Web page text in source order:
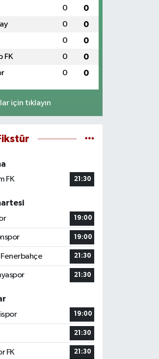
0 0
0 0
0 0
FK 0 0
0 0
için tıklayın
FK
21:30
19:00
19:00
21:30
21:30
19:00
21:30
FK 21:30